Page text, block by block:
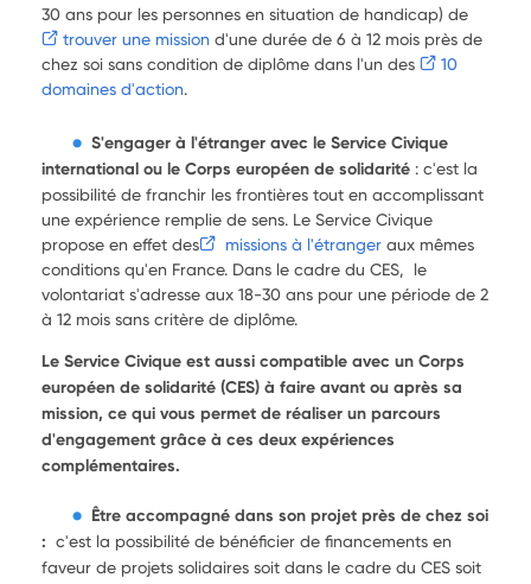
30 ans pour les personnes en situation de handicap) de
trouver une mission d'une durée de 6 à 12 mois près de
chez soi sans condition de diplôme dans l'un des
10
domaines d'action.
S'engager à l'étranger avec le Service Civique
international ou le Corps européen de solidarité : c'est la
possibilité de franchir les frontières tout en accomplissant
une expérience remplie de sens. Le Service Civique
propose en effet des
missions à l'étranger aux mêmes
conditions qu'en France. Dans le cadre du CES, le
volontariat s'adresse aux 18-30 ans pour une période de 2
à 12 mois sans critère de diplôme.
Le Service Civique est aussi compatible avec un Corps
européen de solidarité (CES) à faire avant ou après sa
mission, ce qui vous permet de réaliser un parcours
d'engagement grâce à ces deux expériences
complémentaires.
Être accompagné dans son projet près de chez soi
: c'est la possibilité de bénéficier de financements en
faveur de projets solidaires soit dans le cadre du CES soit